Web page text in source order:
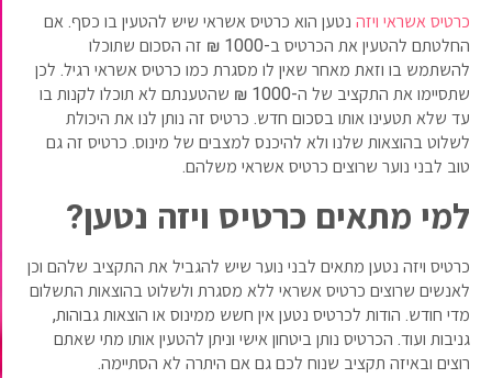
כרטיס אשראי ויזה נטען הוא כרטיס אשראי שיש להטעין בו כסף. אם
החלטתם להטעין את הכרטיס ב-1000 ₪ זה הסכום שתוכלו
להשתמש בו וזאת מאחר שאין לו מסגרת כמו כרטיס אשראי רגיל. לכן
שתסיימו את התקציב של ה-1000 ₪ שהטענתם לא תוכלו לקנות בו
עד שלא תטעינו אותו בסכום חדש. כרטיס זה נותן לנו את היכולת
לשלוט בהוצאות שלנו ולא להיכנס למצבים של מינוס. כרטיס זה גם
טוב לבני נוער שרוצים כרטיס אשראי משלהם.
למי מתאים כרטיס ויזה נטען?
כרטיס ויזה נטען מתאים לבני נוער שיש להגביל את התקציב שלהם וכן
לאנשים שרוצים כרטיס אשראי ללא מסגרת ולשלוט בהוצאות התשלום
מדי חודש. הודות לכרטיס נטען אין חשש ממינוס או הוצאות גבוהות,
גניבות ועוד. הכרטיס נותן ביטחון אישי וניתן להטעין אותו מתי שאתם
רוצים ובאיזה תקציב שנוח לכם גם אם היתרה לא הסתיימה.